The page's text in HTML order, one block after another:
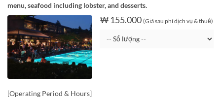
menu, seafood including lobster, and desserts.
₩ 155.000 (Giá sau phí dịch vụ & thuế)
[Operating Period & Hours]